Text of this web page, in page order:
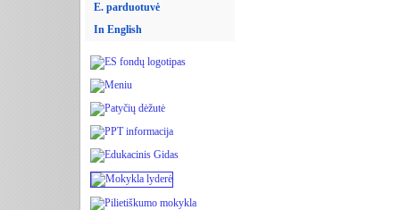
E. parduotuvė
In English